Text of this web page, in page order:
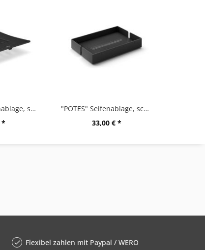
"ABBACO" Seifenablage, schwarz
*
"POTES" Seifenablage, schwarz
33,00 € *
Flexibel zahlen mit Paypal / WERO